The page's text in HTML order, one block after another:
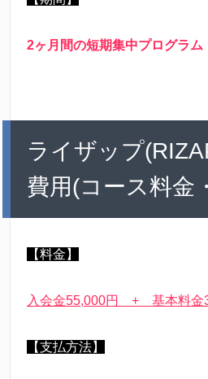
2ヶ月間の短期集中プログラム
ライザップ
費用(コース料金
【料金】
入会金55,000円 + 基本料金
【支払方法】